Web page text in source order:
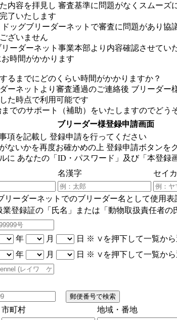
容を拝見し 審査基準に問題がなくスムーズ
いたします
グブリーダーネットで審査に問題があり協
いません
ダーネット事業本部より内容確認させてい
時間がかかります
までにどのくらい時間がかかりますか？
ネットより審査通過のご連絡後 ブリーダー
時点で利用可能です
のサポート（補助）をいたしますのでどう
ブリーダー様登録申請画面
項を記載し 登録申請を行ってください
ないかを再度お確かめの上 登録申請ボタンを
に あなたの「ID・パスワード」及び「本登録
名漢字 セイ
リーダーネットでのブリーダー名として使用表
登録証の「氏名」または「動物取扱責任者
年 月 日 ※ ∨を押下して一覧から
年 月 日 ※ ∨を押下して一覧から
市町村 地域・番地